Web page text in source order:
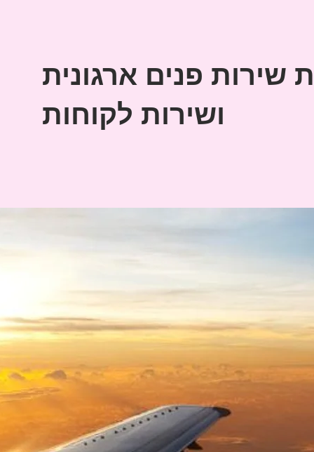
שירות פנים ארגונית
ושירות לקוחות